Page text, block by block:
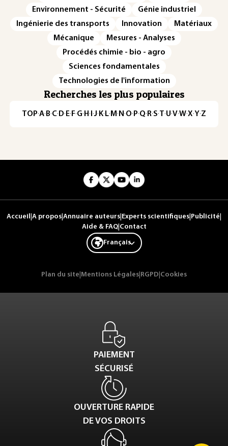
Environnement - Sécurité
Génie industriel
Ingénierie des transports
Innovation
Matériaux
Mécanique
Mesures - Analyses
Procédés chimie - bio - agro
Sciences fondamentales
Technologies de l'information
Recherches les plus populaires
TOP·A·B·C· D· E· F·G· H · ·J· K· L· M · N ·O· P·Q· R·S·T·U·V·W·X·Y·Z
Accueil A propos Annuaire auteurs Experts scientifiques Publicité
Aide & FAQ| Contact
Français
Plan du site Mentions Légales RGPD Cookies
PAIEMENT
SÉCURISÉ
OUVERTURE RAPIDE
DE VOS DROITS